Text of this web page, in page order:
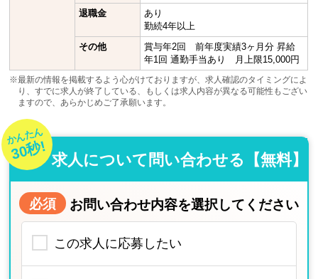
退職金
あり
勤続4年以上
その他
賞与年2回 前年度実績3ヶ月分 昇給
年1回 通勤手当あり 月上限15,000円
※最新の情報を掲載するよう心がけておりますが、求人確認のタイミングによ
り、すでに求人が終了している、もしくは求人内容が異なる可能性もござい
ますので、あらかじめご了承願います。
かんたん
30秒! 求人について問い合わせる【無料】
必須 お問い合わせ内容を選択してください
この求人に応募したい